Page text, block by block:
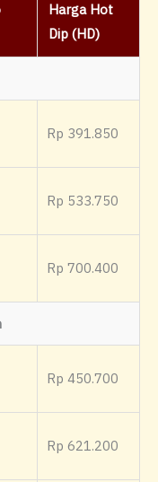
Harga Hot
Dip (HD)
Rp 391.850
Rp 533.750
Rp 700.400
Rp 450.700
Rp 621.200